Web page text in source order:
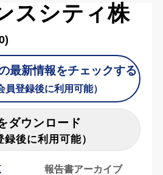
スシティ株
最新情報をチェックする
員登録後に利用可能）
ダウンロード
録後に利用可能）
報告書アーカイブ